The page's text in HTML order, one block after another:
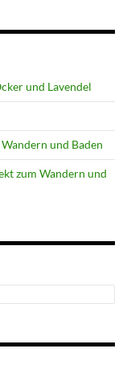
und Lavendel
und Baden
zum Wandern und